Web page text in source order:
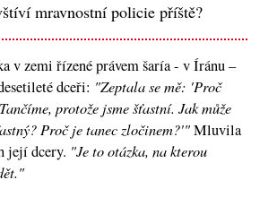
mravnostní policie příště?
v zemi řízené právem šaría - v Íránu –
dceři: "Zeptala se mě: 'Proč
protože jsme šťastní. Jak může
Proč je tanec zločinem?'"Mluvila
její dcery. "Je to otázka, na kterou